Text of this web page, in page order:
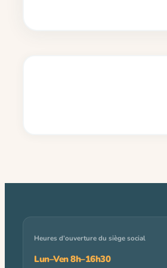
Heures d’ouverture du siège social
Lun–Ven 8h–16h30